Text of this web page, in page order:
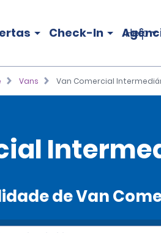
Check-In Help
Vans Van Comercial
de Van